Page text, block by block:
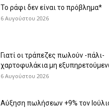
Το ράφι δεν είναι το πρόβλημα*
6 Αυγούστου 2026
Γιατί οι τράπεζες πωλούν -πάλι-
χαρτοφυλάκια μη
6 Αυγούστου 2026
Aύξηση πωλήσεων +9% τον